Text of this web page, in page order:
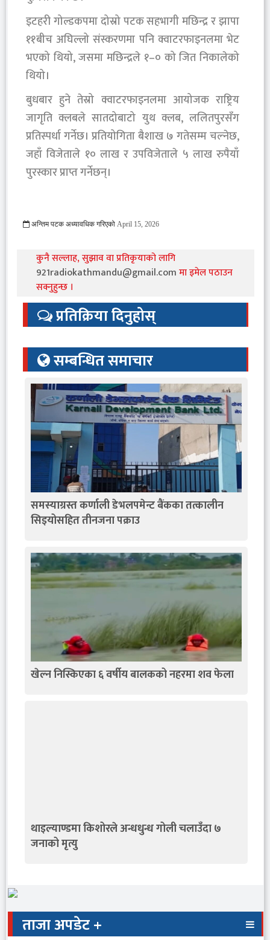
इटहरी गोल्डकपमा दोस्रो पटक सहभागी मछिन्द्र र झापा
११बीच अघिल्लो संस्करणमा पनि क्वाटरफाइनलमा भेट
भएको थियो, जसमा मछिन्द्रले १–० को जित निकालेको
थियो।
बुधबार हुने तेस्रो क्वाटरफाइनलमा आयोजक राष्ट्रिय
जागृति क्लबले सातदोबाटो युथ क्लब, ललितपुरसँग
प्रतिस्पर्धा गर्नेछ। प्रतियोगिता बैशाख ७ गतेसम्म चल्नेछ,
जहाँ विजेताले १० लाख र उपविजेताले ५ लाख रुपैयाँ
पुरस्कार प्राप्त गर्नेछन्।
अन्तिम पटक अध्यावधिक गरिएको April 15, 2026
कुनै सल्लाह, सुझाव वा प्रतिकृयाको लागि
921radiokathmandu@gmail.comमा इमेल पठाउन
सक्नुहुन्छ ।
प्रतिक्रिया दिनुहोस्
सम्बन्धित समाचार
समस्याग्रस्त कर्णाली डेभलपमेन्ट बैंकका तत्कालीन
सिइयोसहित तीनजना पक्राउ
खेल्न निस्किएका ६ वर्षीय बालकको नहरमा शव फेला
थाइल्याण्डमा किशोरले अन्धधुन्ध गोली चलाउँदा ७
जनाको मृत्यु
ताजा अपडेट +